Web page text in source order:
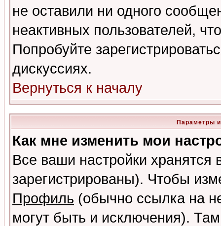
не оставили ни одного
неактивных пользователей,
Попробуйте
дискуссиях.
Вернуться к началу
Параметры
Как мне изменить мои
Все ваши настройки
зарегистрированы). Чтобы
Профиль (обычно ссылка на
могут быть и исключения).